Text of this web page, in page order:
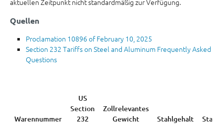
aktuellen Zeitpunkt nicht standardmäßig zur Verfügung.
Quellen
Proclamation 10896 of February 10, 2025
Section 232 Tariffs on Steel and Aluminum Frequently Asked
Questions
Warennummer
US
Section
232
Zollrelevantes
Gewicht
Stahlgehalt